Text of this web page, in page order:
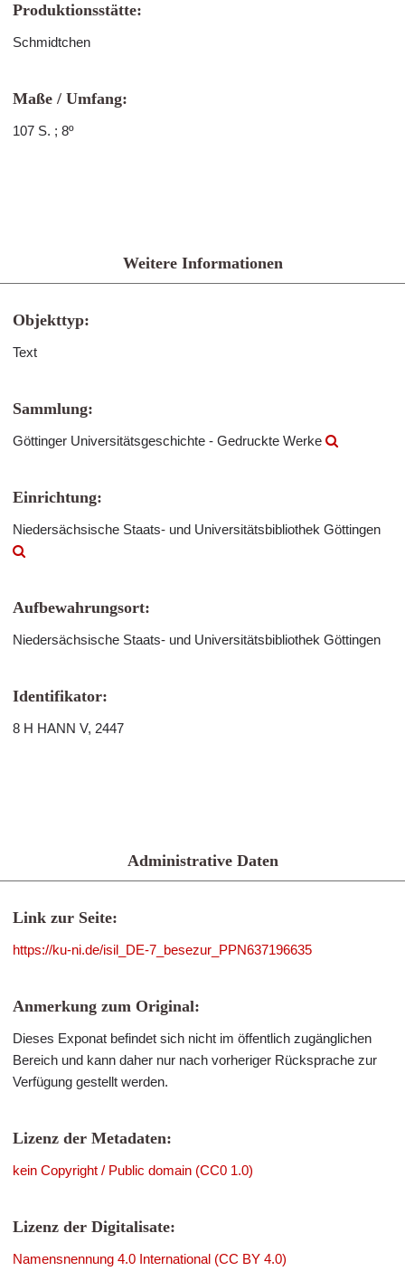
Produktionsstätte:
Schmidtchen
Maße / Umfang:
107 S. ; 8º
Weitere Informationen
Objekttyp:
Text
Sammlung:
Göttinger Universitätsgeschichte - Gedruckte Werke
Einrichtung:
Niedersächsische Staats- und Universitätsbibliothek Göttingen
Aufbewahrungsort:
Niedersächsische Staats- und Universitätsbibliothek Göttingen
Identifikator:
8 H HANN V, 2447
Administrative Daten
Link zur Seite:
https://ku-ni.de/isil_DE-7_besezur_PPN637196635
Anmerkung zum Original:
Dieses Exponat befindet sich nicht im öffentlich zugänglichen
Bereich und kann daher nur nach vorheriger Rücksprache zur
Verfügung gestellt werden.
Lizenz der Metadaten:
kein Copyright / Public domain (CC0 1.0)
Lizenz der Digitalisate:
Namensnennung 4.0 International (CC BY 4.0)